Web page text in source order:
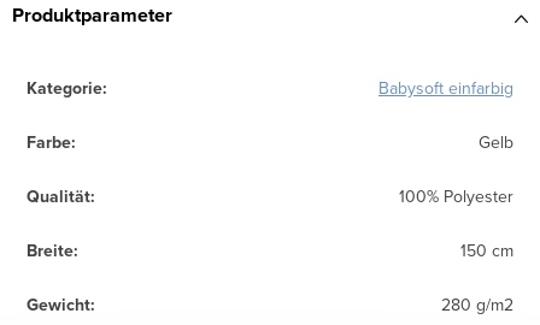
Produktparameter
Kategorie: Babysoft einfarbig
Farbe: Gelb
Qualität: 100% Polyester
Breite: 150 cm
Gewicht: 280 g/m2